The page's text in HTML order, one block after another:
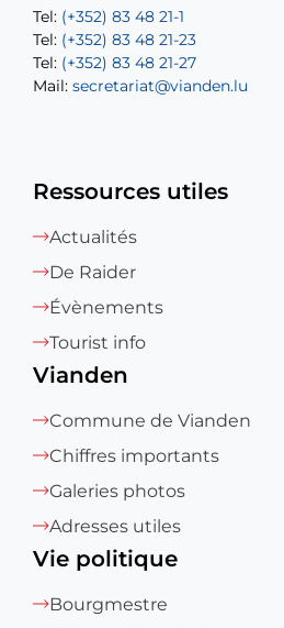
Tel: (+352) 83 48 21-1
Tel: (+352) 83 48 21-23
Tel: (+352) 83 48 21-27
Mail: secretariat@vianden.lu
Tel: (+352) 83 48 21-20
Tel: (+352) 83 48 21-22
Mail:sofia.carvalho@vianden.lu
Mail: diane.storn@vianden.lu
Ressources utiles
Actualités
De Raider
Évènements
Tourist info
Vianden
Commune de Vianden
Chiffres importants
Galeries photos
Adresses utiles
Vie politique
Bourgmestre